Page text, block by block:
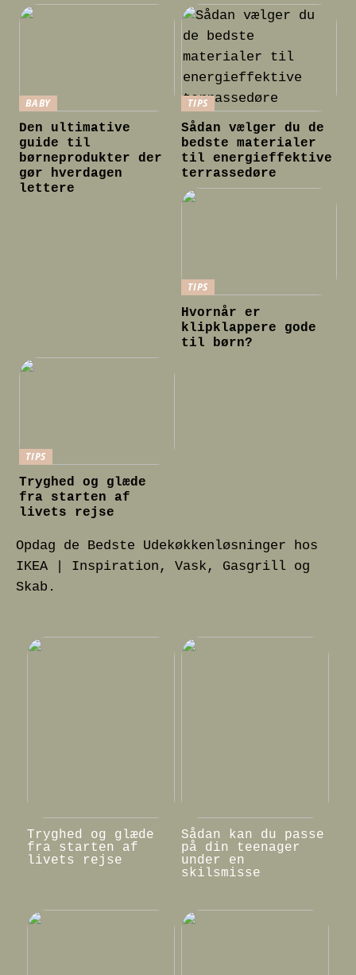
BABY
Den ultimative
guide til
børneprodukter der
gør hverdagen
lettere
TIPS
Sådan vælger du de
bedste materialer
til energieffektive
terrassedøre
TIPS
Hvornår er
klipklappere gode
til børn?
TIPS
Tryghed og glæde
fra starten af
livets rejse
Opdag de Bedste Udekøkkenløsninger hos
IKEA | Inspiration, Vask, Gasgrill og
Skab.
Tryghed og glæde
fra starten af
livets rejse
Sådan kan du passe
på din teenager
under en
skilsmisse